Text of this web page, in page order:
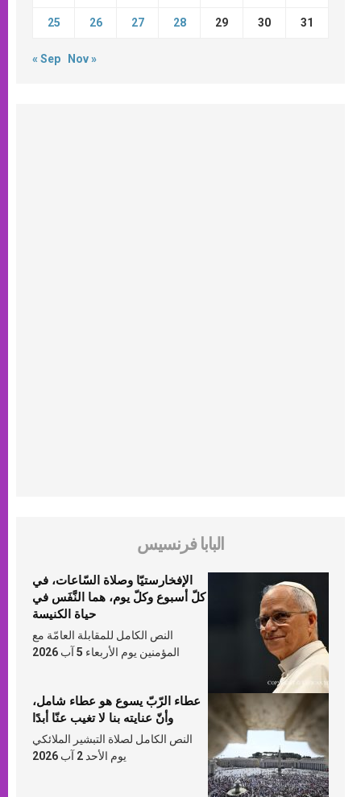
25 26 27 28 29 30 31
« Sep Nov »
البابا فرنسيس
الإفخارستيّا وصلاة السّاعات، في
كلّ أسبوع وكلّ يوم، هما النَّفَس في
حياة الكنيسة
النص الكامل للمقابلة العامّة مع
المؤمنين يوم الأربعاء 5 آب 2026
عطاء الرّبّ يسوع هو عطاء شامل،
وأنّ عنايته بنا لا تغيب عنّا أبدًا
النص الكامل لصلاة التبشير الملائكي
يوم الأحد 2 آب 2026